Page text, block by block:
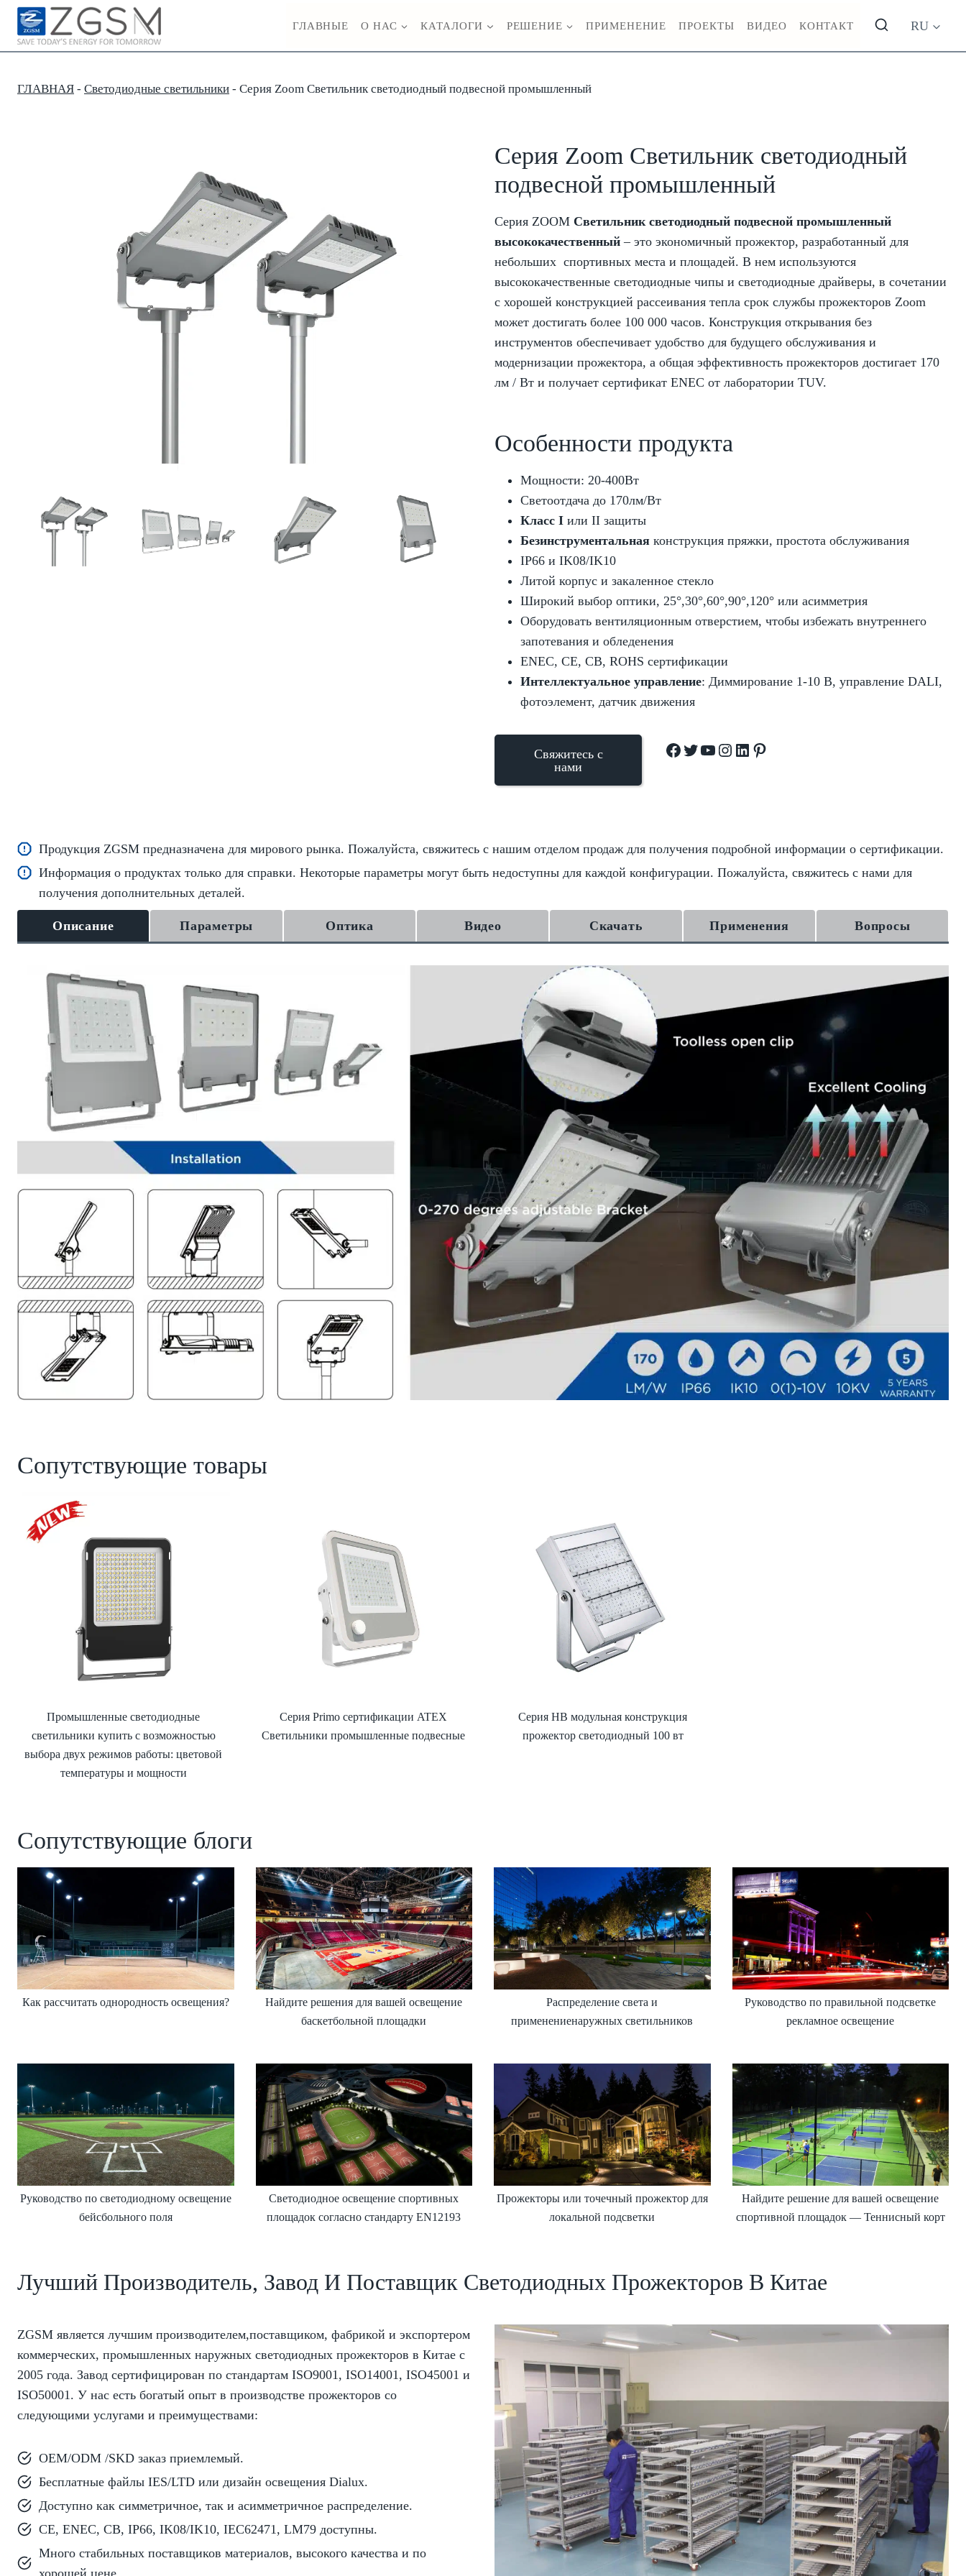
Skip
content
ГЛАВНЫЕ О НАС КАТАЛОГИ РЕШЕНИЕ ПРИМЕНЕНИЕ ПРОЕКТЫ ВИДЕО КОНТАКТ RU
ГЛАВНАЯ - Светодиодные светильники - Серия Zoom Светильник светодиодный подвесной промышленный
Серия Zoom Светильник светодиодный
подвесной промышленный
Серия ZOOM Светильник светодиодный подвесной промышленный
высококачественный– это экономичный прожектор, разработанный для
небольших спортивных места и площадей. В нем используются
высококачественные светодиодные чипы и светодиодные драйверы, в сочетании
с хорошей конструкцией рассеивания тепла срок службы прожекторов Zoom
может достигать более 100 000 часов. Конструкция открывания без
инструментов обеспечивает удобство для будущего обслуживания и
модернизации прожектора, а общая эффективность прожекторов достигает 170
лм / Вт и получает сертификат ENEC от лаборатории TUV.
Особенности продукта
Мощности: 20-400Вт
Светоотдача до 170лм/Вт
Класс I или II защиты
Безинструментальная конструкция пряжки, простота обслуживания
IP66 и IK08/IK10
Литой корпус и закаленное стекло
Широкий выбор оптики, 25°,30°,60°,90°,120° или асимметрия
Оборудовать вентиляционным отверстием, чтобы избежать внутреннего
запотевания и обледенения
ENEC, CE, CB, ROHS сертификации
Интеллектуальное управление: Диммирование 1-10 В, управление DALI,
фотоэлемент, датчик движения
Свяжитесь с
нами
Facebook Twitter YouTube Instagram LinkedIn Pinterest
Продукция ZGSM предназначена для мирового рынка. Пожалуйста, свяжитесь с нашим отделом продаж для получения подробной информации о сертификации.
Информация о продуктах только для справки. Некоторые параметры могут быть недоступны для каждой конфигурации. Пожалуйста, свяжитесь с нами для
получения дополнительных деталей.
Описание Параметры Оптика Видео Скачать Применения Вопросы
Сопутствующие товары
Промышленные светодиодные
светильники купить с возможностью
выбора двух режимов работы: цветовой
температуры и мощности
Серия Primo сертификации ATEX
Светильники промышленные подвесные
Серия HB модульная конструкция
прожектор светодиодный 100 вт
Сопутствующие блоги
Как рассчитать однородность освещения?
Найдите решения для вашей освещение
баскетбольной площадки
Распределение света и
применениенаружных светильников
Руководство по правильной подсветке
рекламное освещение
Руководство по светодиодному освещение
бейсбольного поля
Светодиодное освещение спортивных
площадок согласно стандарту EN12193
Прожекторы или точечный прожектор для
локальной подсветки
Найдите решение для вашей освещение
спортивной площадок — Теннисный корт
Лучший Производитель, Завод И Поставщик Светодиодных Прожекторов В Китае
ZGSM является лучшим производителем,поставщиком, фабрикой и экспортером
коммерческих, промышленных наружных светодиодных прожекторов в Китае с
2005 года. Завод сертифицирован по стандартам ISO9001, ISO14001, ISO45001 и
ISO50001. У нас есть богатый опыт в производстве прожекторов со
следующими услугами и преимуществами:
OEM/ODM /SKD заказ приемлемый.
Бесплатные файлы IES/LTD или дизайн освещения Dialux.
Доступно как симметричное, так и асимметричное распределение.
CE, ENEC, CB, IP66, IK08/IK10, IEC62471, LM79 доступны.
Много стабильных поставщиков материалов, высокого качества и по
хорошей цене.